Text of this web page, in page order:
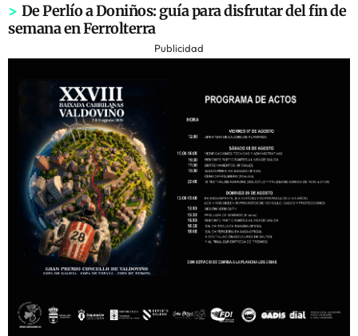
> De Perlío a Doniños: guía para disfrutar del fin de
semana en Ferrolterra
Publicidad